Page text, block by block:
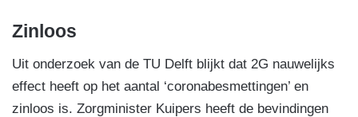
Zinloos
Uit onderzoek van de TU Delft blijkt dat 2G nauwelijks
effect heeft op het aantal ‘coronabesmettingen’ en
zinloos is. Zorgminister Kuipers heeft de bevindingen